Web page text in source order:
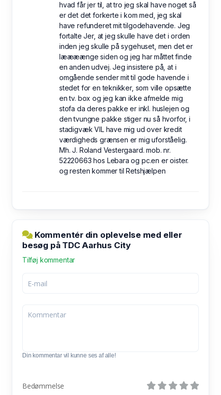
hvad får jer til, at tro jeg skal have noget så
er det det forkerte i kom med, jeg skal
have refunderet mit tilgodehavende. Jeg
fortalte Jer, at jeg skulle have det i orden
inden jeg skulle på sygehuset, men det er
læææænge siden og jeg har måttet finde
en anden udvej. Jeg insistere på, at i
omgående sender mit til gode havende i
stedet for en teknikker, som ville opsætte
en tv. box og jeg kan ikke afmelde mig
stofa da deres pakke er inkl. huslejen og
den tvungne pakke stiger nu så hvorfor, i
stadigvæk VIL have mig ud over kredit
værdigheds grænsen er mig uforståelig.
Mh. J. Roland Vestergaard. mob. nr.
52220663 hos Lebara og pc.en er oister.
og resten kommer til Retshjælpen
Kommentér din oplevelse med eller
besøg på TDC Aarhus City
Tilføj kommentar
Din kommentar vil kunne ses af alle!
Bedømmelse